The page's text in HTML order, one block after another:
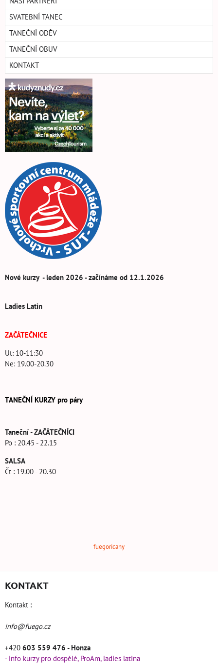
SVATEBNÍ TANEC
TANEČNÍ ODĚV
TANEČNÍ OBUV
KONTAKT
Nové kurzy - leden 2026 - začínáme od 12.1.2026
Ladies Latin
ZAČÁTEČNICE
Ut: 10-11:30
Ne: 19.00-20.30
TANEČNÍ KURZY pro páry
Taneční - ZAČÁTEČNÍCI
Po : 20.45 - 22.15
SALSA
Čt : 19.00 - 20.30
fuegoricany
KONTAKT
Kontakt :
info@fuego.cz
+420 603 559 476 - Honza
- info kurzy pro dospělé, ProAm, ladies latina